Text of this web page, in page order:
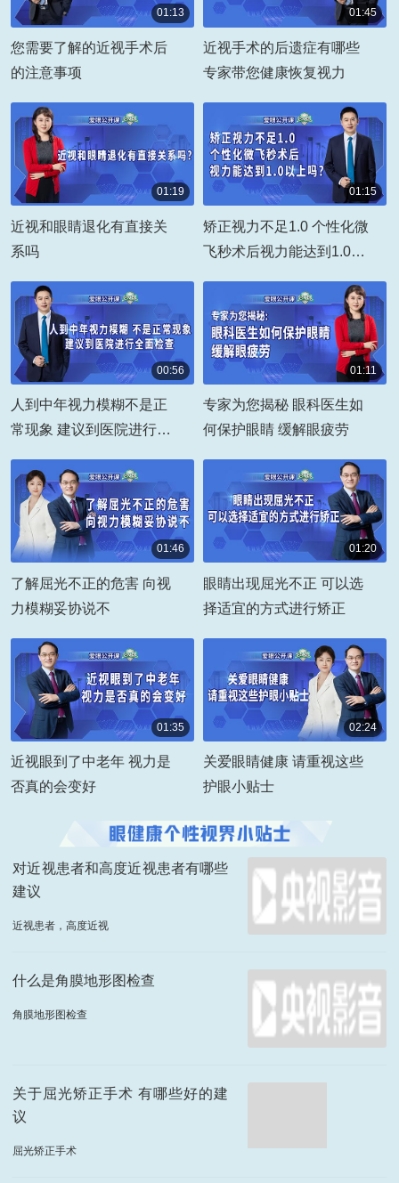
01:13
您需要了解的近视手术后
的注意事项
01:45
近视手术的后遗症有哪些
专家带您健康恢复视力
01:19
近视和眼睛退化有直接关
系吗
01:15
矫正视力不足1.0 个性化微
飞秒术后视力能达到1.0以
00:56
人到中年视力模糊不是正
常现象 建议到医院进行全
01:11
专家为您揭秘 眼科医生如
何保护眼睛 缓解眼疲劳
01:46
了解屈光不正的危害 向视
力模糊妥协说不
01:20
眼睛出现屈光不正 可以选
择适宜的方式进行矫正
01:35
近视眼到了中老年 视力是
否真的会变好
02:24
关爱眼睛健康 请重视这些
护眼小贴士
对近视患者和高度近视患者有哪些
建议
近视患者，高度近视
什么是角膜地形图检查
角膜地形图检查
关于屈光矫正手术 有哪些好的建
议
屈光矫正手术